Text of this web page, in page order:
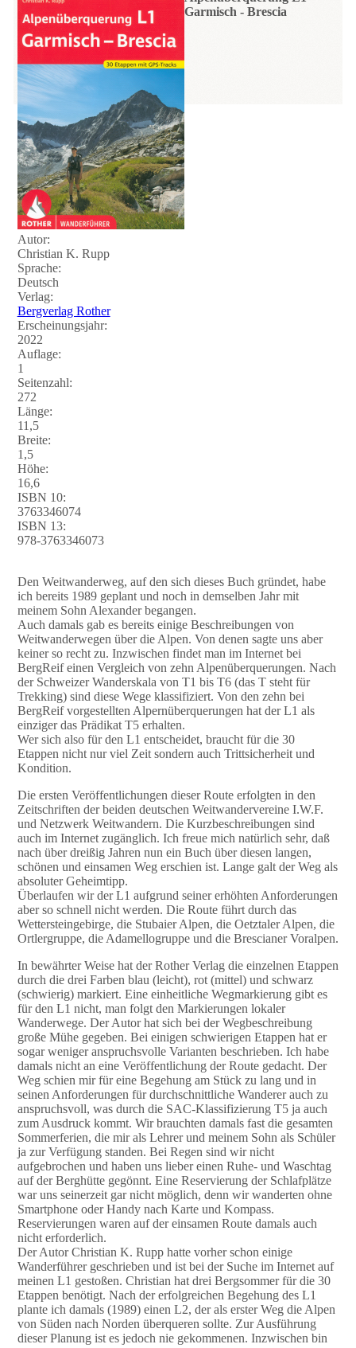
Garmisch - Brescia
Autor:
Christian K. Rupp
Sprache:
Deutsch
Verlag:
Bergverlag Rother
Erscheinungsjahr:
2022
Auflage:
1
Seitenzahl:
272
Länge:
11,5
Breite:
1,5
Höhe:
16,6
ISBN 10:
3763346074
ISBN 13:
978-3763346073
Den Weitwanderweg, auf den sich dieses Buch gründet, habe
ich bereits 1989 geplant und noch in demselben Jahr mit
meinem Sohn Alexander begangen.
Auch damals gab es bereits einige Beschreibungen von
Weitwanderwegen über die Alpen. Von denen sagte uns aber
keiner so recht zu. Inzwischen findet man im Internet bei
BergReif einen Vergleich von zehn Alpenüberquerungen. Nach
der Schweizer Wanderskala von T1 bis T6 (das T steht für
Trekking) sind diese Wege klassifiziert. Von den zehn bei
BergReif vorgestellten Alpernüberquerungen hat der L1 als
einziger das Prädikat T5 erhalten.
Wer sich also für den L1 entscheidet, braucht für die 30
Etappen nicht nur viel Zeit sondern auch Trittsicherheit und
Kondition.
Die ersten Veröffentlichungen dieser Route erfolgten in den
Zeitschriften der beiden deutschen Weitwandervereine I.W.F.
und Netzwerk Weitwandern. Die Kurzbeschreibungen sind
auch im Internet zugänglich. Ich freue mich natürlich sehr, daß
nach über dreißig Jahren nun ein Buch über diesen langen,
schönen und einsamen Weg erschien ist. Lange galt der Weg als
absoluter Geheimtipp.
Überlaufen wir der L1 aufgrund seiner erhöhten Anforderungen
aber so schnell nicht werden. Die Route führt durch das
Wettersteingebirge, die Stubaier Alpen, die Oetztaler Alpen, die
Ortlergruppe, die Adamellogruppe und die Brescianer Voralpen.
In bewährter Weise hat der Rother Verlag die einzelnen Etappen
durch die drei Farben blau (leicht), rot (mittel) und schwarz
(schwierig) markiert. Eine einheitliche Wegmarkierung gibt es
für den L1 nicht, man folgt den Markierungen lokaler
Wanderwege. Der Autor hat sich bei der Wegbeschreibung
große Mühe gegeben. Bei einigen schwierigen Etappen hat er
sogar weniger anspruchsvolle Varianten beschrieben. Ich habe
damals nicht an eine Veröffentlichung der Route gedacht. Der
Weg schien mir für eine Begehung am Stück zu lang und in
seinen Anforderungen für durchschnittliche Wanderer auch zu
anspruchsvoll, was durch die SAC-Klassifizierung T5 ja auch
zum Ausdruck kommt. Wir brauchten damals fast die gesamten
Sommerferien, die mir als Lehrer und meinem Sohn als Schüler
ja zur Verfügung standen. Bei Regen sind wir nicht
aufgebrochen und haben uns lieber einen Ruhe- und Waschtag
auf der Berghütte gegönnt. Eine Reservierung der Schlafplätze
war uns seinerzeit gar nicht möglich, denn wir wanderten ohne
Smartphone oder Handy nach Karte und Kompass.
Reservierungen waren auf der einsamen Route damals auch
nicht erforderlich.
Der Autor Christian K. Rupp hatte vorher schon einige
Wanderführer geschrieben und ist bei der Suche im Internet auf
meinen L1 gestoßen. Christian hat drei Bergsommer für die 30
Etappen benötigt. Nach der erfolgreichen Begehung des L1
plante ich damals (1989) einen L2, der als erster Weg die Alpen
von Süden nach Norden überqueren sollte. Zur Ausführung
dieser Planung ist es jedoch nie gekommenen. Inzwischen bin